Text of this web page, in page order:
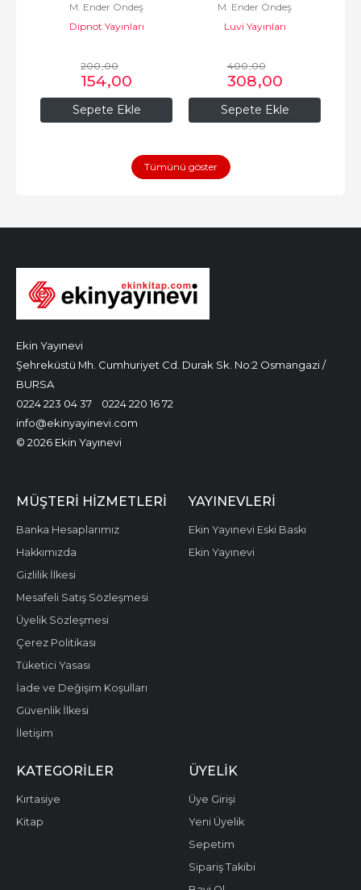
Sepete Ekle
M. Ender Öndeş
Dipnot Yayınları
200,00
154,00
Sepete Ekle
M. Ender Öndeş
Luvi Yayınları
400,00
308,00
Tümünü göster
Ekin Yayınevi
Şehreküstü Mh. Cumhuriyet Cd. Durak Sk. No:2 Osmangazi /
BURSA
0224 223 04 37
0224 220 16 72
info@ekinyayinevi.com
© 2026 Ekin Yayınevi
MÜŞTERI HIZMETLERI
Banka Hesaplarımız
Hakkımızda
Gizlilik İlkesi
Mesafeli Satış Sözleşmesi
Üyelik Sözleşmesi
Çerez Politikası
Tüketici Yasası
İade ve Değişim Koşulları
Güvenlik İlkesi
İletişim
YAYINEVLERI
Ekin Yayınevi Eski Baskı
Ekin Yayınevi
KATEGORILER
Kırtasiye
Kitap
ÜYELIK
Üye Girişi
Yeni Üyelik
Sepetim
Sipariş Takibi